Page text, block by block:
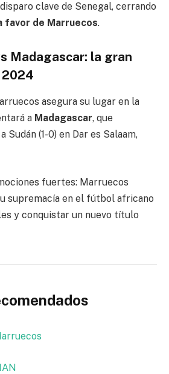
clave de Senegal, cerrando
favor de Marruecos.
Madagascar: la gran
2024
asegura su lugar en la
a Madagascar, que
Sudán (1-0) en Dar es Salaam,
fuertes: Marruecos
supremacía en el fútbol africano
y conquistar un nuevo título